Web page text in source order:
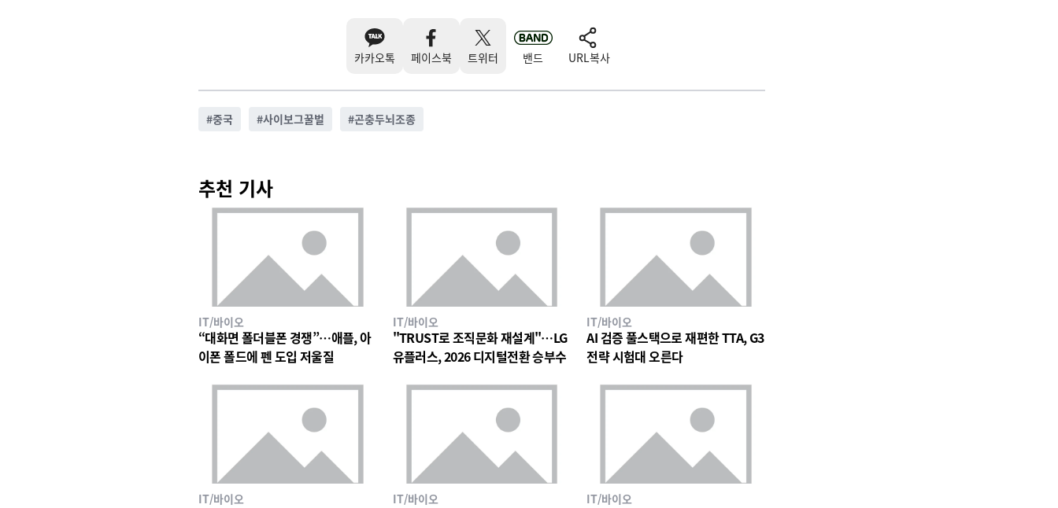
카카오톡 페이스북 트위터 밴드 URL복사
#중국 #사이보그꿀벌 #곤충두뇌조종
추천 기사
IT/바이오
“대화면 폴더블폰 경쟁”…애플, 아
이폰 폴드에 펜 도입 저울질
IT/바이오
"TRUST로 조직문화 재설계"…LG
유플러스, 2026 디지털전환 승부수
IT/바이오
AI 검증 풀스택으로 재편한 TTA, G3
전략 시험대 오른다
IT/바이오 IT/바이오 IT/바이오